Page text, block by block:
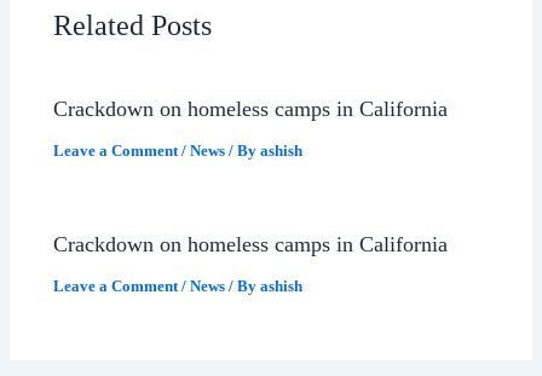
Related Posts
Crackdown on homeless camps in California
Leave a Comment /News / Byashish
Crackdown on homeless camps in California
Leave a Comment /News / Byashish